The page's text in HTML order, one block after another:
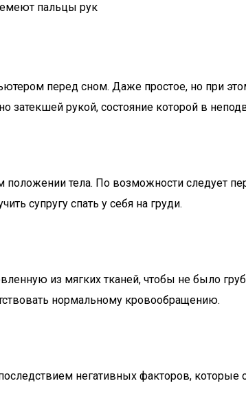
пальцы рук
перед сном. Даже простое, но при
затекшей рукой, состояние которой в
тела. По возможности следует
супругу спать у себя на груди.
из мягких тканей, чтобы не было
нормальному кровообращению.
негативных факторов,